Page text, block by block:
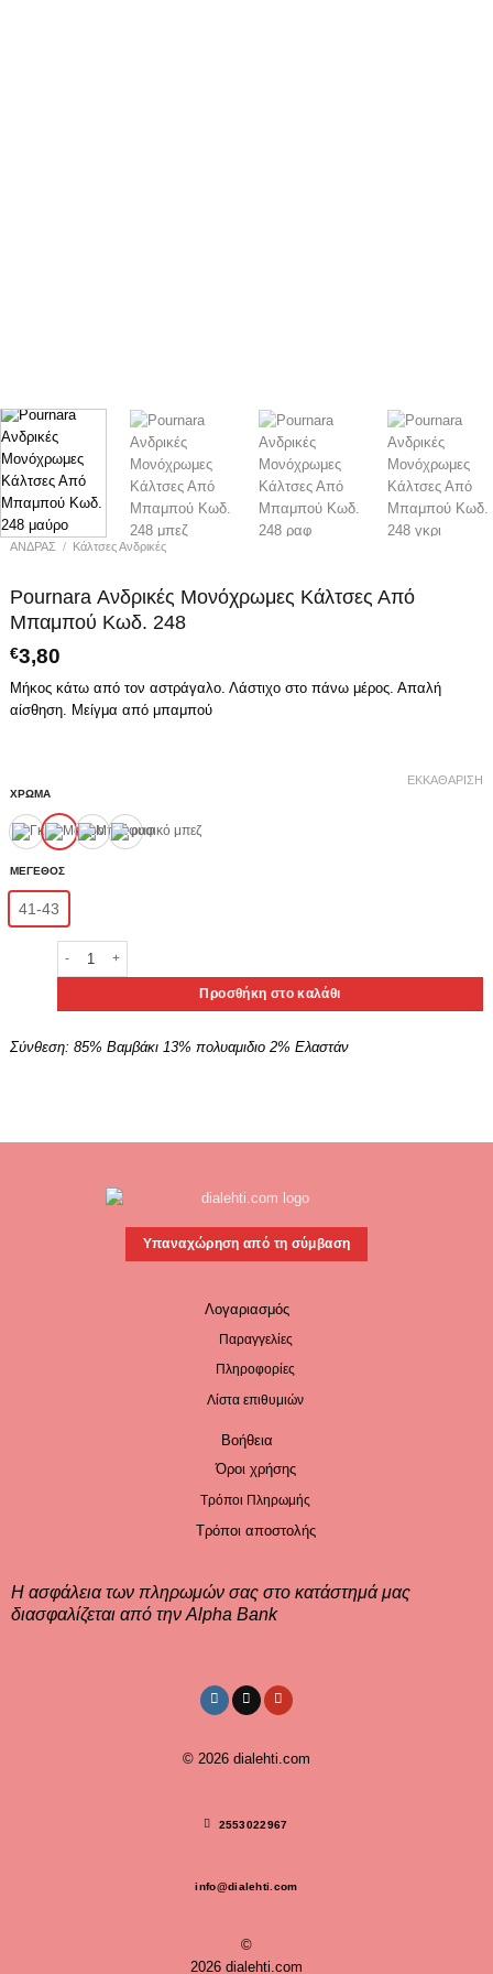
ΑΝΔΡΑΣ / Κάλτσες Ανδρικές
Pournara Ανδρικές Μονόχρωμες Κάλτσες Από
Μπαμπού Κωδ. 248
€3,80
Μήκος κάτω από τον αστράγαλο. Λάστιχο στο πάνω μέρος. Απαλή
αίσθηση. Μείγμα από μπαμπού
ΧΡΩΜΑ
ΜΕΓΕΘΟΣ
41-43
ΕΚΚΑΘΆΡΙΣΗ
Pournara Ανδρικές Μονόχρωμες Κάλτσες Από Μπαμπού Κωδ. 248
Προσθήκη στο καλάθι
Σύνθεση: 85% Βαμβάκι 13% πολυαμιδιο 2% Ελαστάν
Υπαναχώρηση από τη σύμβαση
Λογαριασμός
Παραγγελίες
Πληροφορίες
Λίστα επιθυμιών
Βοήθεια
Όροι χρήσης
Τρόποι Πληρωμής
Τρόποι αποστολής
Η ασφάλεια των πληρωμών σας στο κατάστημά μας
διασφαλίζεται από την Alpha Bank
© 2026 dialehti.com
2553022967
info@dialehti.com
©
2026 dialehti.com